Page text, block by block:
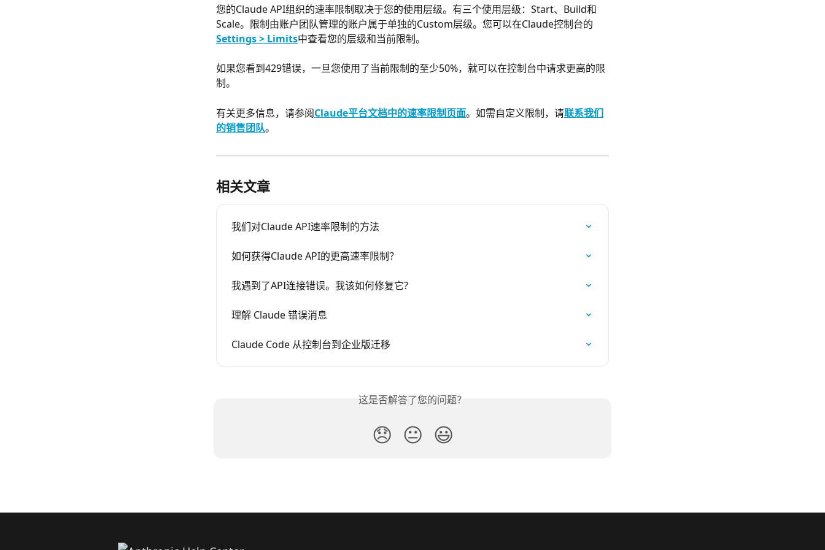
您的Claude API组织的速率限制取决于您的使用层级。有三个使用层级：Start、Build和
Scale。限制由账户团队管理的账户属于单独的Custom层级。您可以在Claude控制台的
Settings > Limits中查看您的层级和当前限制。
如果您看到429错误，一旦您使用了当前限制的至少50%，就可以在控制台中请求更高的限
制。
有关更多信息，请参阅Claude平台文档中的速率限制页面。如需自定义限制，请联系我们
的销售团队。
相关文章
我们对Claude API速率限制的方法
如何获得Claude API的更高速率限制？
我遇到了API连接错误。我该如何修复它?
理解 Claude 错误消息
Claude Code 从控制台到企业版迁移
这是否解答了您的问题？
😞 😐 😃